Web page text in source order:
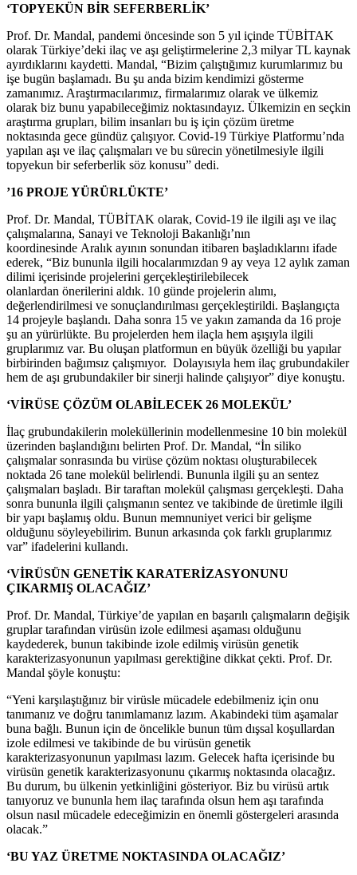
‘TOPYEKÜN BİR SEFERBERLİK’
Prof. Dr. Mandal, pandemi öncesinde son 5 yıl içinde TÜBİTAK
olarak Türkiye’deki ilaç ve aşı geliştirmelerine 2,3 milyar TL kaynak
ayırdıklarını kaydetti. Mandal, “Bizim çalıştığımız kurumlarımız bu
işe bugün başlamadı. Bu şu anda bizim kendimizi gösterme
zamanımız. Araştırmacılarımız, firmalarımız olarak ve ülkemiz
olarak biz bunu yapabileceğimiz noktasındayız. Ülkemizin en seçkin
araştırma grupları, bilim insanları bu iş için çözüm üretme
noktasında gece gündüz çalışıyor. Covid-19 Türkiye Platformu’nda
yapılan aşı ve ilaç çalışmaları ve bu sürecin yönetilmesiyle ilgili
topyekun bir seferberlik söz konusu” dedi.
’16 PROJE YÜRÜRLÜKTE’
Prof. Dr. Mandal, TÜBİTAK olarak, Covid-19 ile ilgili aşı ve ilaç
çalışmalarına, Sanayi ve Teknoloji Bakanlığı’nın
koordinesinde Aralık ayının sonundan itibaren başladıklarını ifade
ederek, “Biz bununla ilgili hocalarımızdan 9 ay veya 12 aylık zaman
dilimi içerisinde projelerini gerçekleştirilebilecek
olanlardan önerilerini aldık. 10 günde projelerin alımı,
değerlendirilmesi ve sonuçlandırılması gerçekleştirildi. Başlangıçta
14 projeyle başlandı. Daha sonra 15 ve yakın zamanda da 16 proje
şu an yürürlükte. Bu projelerden hem ilaçla hem aşışıyla ilgili
gruplarımız var. Bu oluşan platformun en büyük özelliği bu yapılar
birbirinden bağımsız çalışmıyor. Dolayısıyla hem ilaç grubundakiler
hem de aşı grubundakiler bir sinerji halinde çalışıyor” diye konuştu.
‘VİRÜSE ÇÖZÜM OLABİLECEK 26 MOLEKÜL’
İlaç grubundakilerin moleküllerinin modellenmesine 10 bin molekül
üzerinden başlandığını belirten Prof. Dr. Mandal, “İn siliko
çalışmalar sonrasında bu virüse çözüm noktası oluşturabilecek
noktada 26 tane molekül belirlendi. Bununla ilgili şu an sentez
çalışmaları başladı. Bir taraftan molekül çalışması gerçekleşti. Daha
sonra bununla ilgili çalışmanın sentez ve takibinde de üretimle ilgili
bir yapı başlamış oldu. Bunun memnuniyet verici bir gelişme
olduğunu söyleyebilirim. Bunun arkasında çok farklı gruplarımız
var” ifadelerini kullandı.
‘VİRÜSÜN GENETİK KARATERİZASYONUNU
ÇIKARMIŞ OLACAĞIZ’
Prof. Dr. Mandal, Türkiye’de yapılan en başarılı çalışmaların değişik
gruplar tarafından virüsün izole edilmesi aşaması olduğunu
kaydederek, bunun takibinde izole edilmiş virüsün genetik
karakterizasyonunun yapılması gerektiğine dikkat çekti. Prof. Dr.
Mandal şöyle konuştu:
“Yeni karşılaştığınız bir virüsle mücadele edebilmeniz için onu
tanımanız ve doğru tanımlamanız lazım. Akabindeki tüm aşamalar
buna bağlı. Bunun için de öncelikle bunun tüm dışsal koşullardan
izole edilmesi ve takibinde de bu virüsün genetik
karakterizasyonunun yapılması lazım. Gelecek hafta içerisinde bu
virüsün genetik karakterizasyonunu çıkarmış noktasında olacağız.
Bu durum, bu ülkenin yetkinliğini gösteriyor. Biz bu virüsü artık
tanıyoruz ve bununla hem ilaç tarafında olsun hem aşı tarafında
olsun nasıl mücadele edeceğimizin en önemli göstergeleri arasında
olacak.”
‘BU YAZ ÜRETME NOKTASINDA OLACAĞIZ’